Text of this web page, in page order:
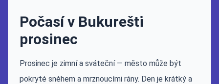
Počasí v Bukurešti
prosinec
Prosinec je zimní a sváteční — město může být
pokryté sněhem a mrznoucími rány. Den je krátký a